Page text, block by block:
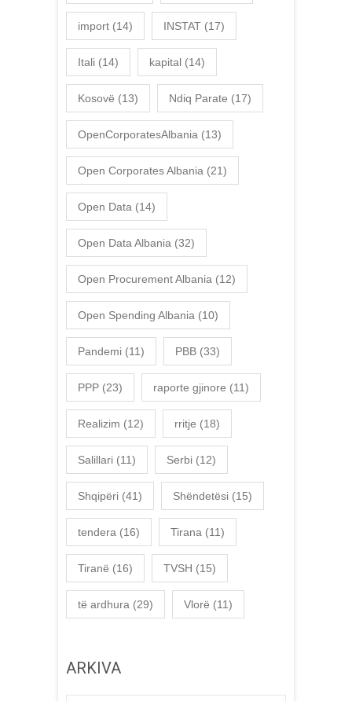
import (14) INSTAT (17)
Itali (14) kapital (14)
Kosovë (13) Ndiq Parate (17)
OpenCorporatesAlbania (13)
Open Corporates Albania (21)
Open Data (14)
Open Data Albania (32)
Open Procurement Albania (12)
Open Spending Albania (10)
Pandemi (11) PBB (33)
PPP (23) raporte gjinore (11)
Realizim (12) rritje (18)
Salillari (11) Serbi (12)
Shqipëri (41) Shëndetësi (15)
tendera (16) Tirana (11)
Tiranë (16) TVSH (15)
të ardhura (29) Vlorë (11)
ARKIVA